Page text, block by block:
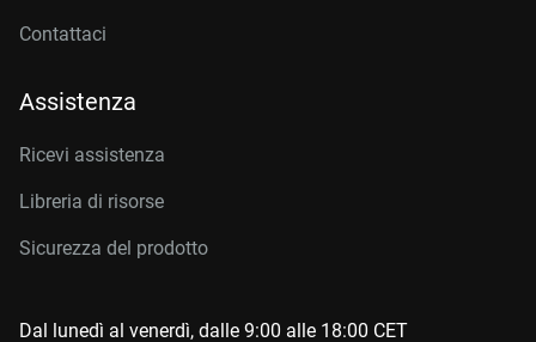
Contattaci
Assistenza
Ricevi assistenza
Libreria di risorse
Sicurezza del prodotto
Dal lunedì al venerdì, dalle 9:00 alle 18:00 CET